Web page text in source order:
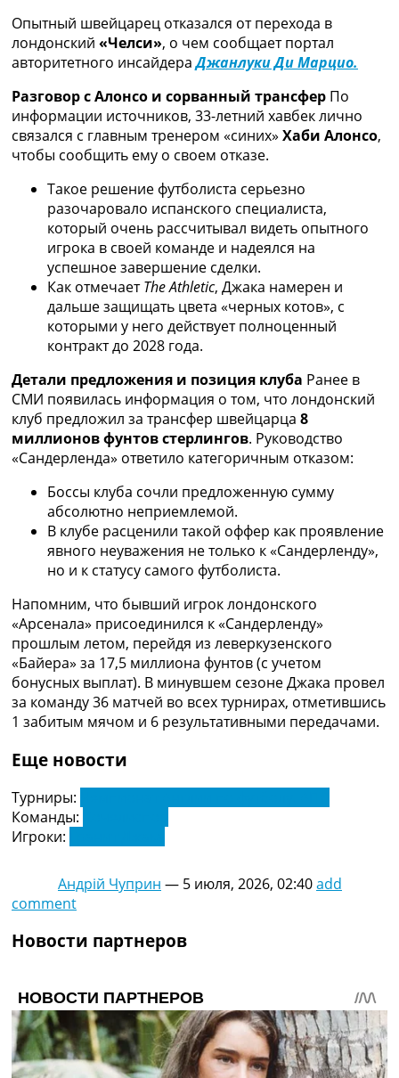
ТВ программа
RU
Categories
Главная
Видео
Трансферы
Новости футбола Украины
Последние комментарии
Конкурс прогнозов
Логин
Рейтинги
Правила
Коллективный прогноз
Турниры
Чемпионат Мира
Украина. Премьер-Лига
Украина. Первая Лига
Лига Чемпионов
Англия. Премьер Лига
Испания. Ла Лига
Другие Турниры >>>
Таблицы
Таблицы групп Чемпионата Мира
Украина. Премьер-Лига
Лига Чемпионов. Таблицы групп
Англия. Премьер-Лига
Испания. Ла Лига
Все таблицы >>>
Рейтинги
Рейтинг стран УЕФА
Рейтинг клубов УЕФА
ТВ программа
Опытный швейцарец отказался от перехода в
лондонский «Челси», о чем сообщает портал
авторитетного инсайдераДжанлуки Ди Марцио.
Разговор с Алонсо и сорванный трансфер По
информации источников, 33-летний хавбек лично
связался с главным тренером «синих» Хаби Алонсо,
чтобы сообщить ему о своем отказе.
Такое решение футболиста серьезно
разочаровало испанского специалиста,
который очень рассчитывал видеть опытного
игрока в своей команде и надеялся на
успешное завершение сделки.
Как отмечаетThe Athletic, Джака намерен и
дальше защищать цвета «черных котов», с
которыми у него действует полноценный
контракт до 2028 года.
Детали предложения и позиция клуба Ранее в
СМИ появилась информация о том, что лондонский
клуб предложил за трансфер швейцарца 8
миллионов фунтов стерлингов. Руководство
«Сандерленда» ответило категоричным отказом:
Боссы клуба сочли предложенную сумму
абсолютно неприемлемой.
В клубе расценили такой оффер как проявление
явного неуважения не только к «Сандерленду»,
но и к статусу самого футболиста.
Напомним, что бывший игрок лондонского
«Арсенала» присоединился к «Сандерленду»
прошлым летом, перейдя из леверкузенского
«Байера» за 17,5 миллиона фунтов (с учетом
бонусных выплат). В минувшем сезоне Джака провел
за команду 36 матчей во всех турнирах, отметившись
1 забитым мячом и 6 результативными передачами.
Еще новости
Турниры:
Команды:
Игроки:
Андрій Чуприн — 5 июля, 2026, 02:40add
comment
Новости партнеров